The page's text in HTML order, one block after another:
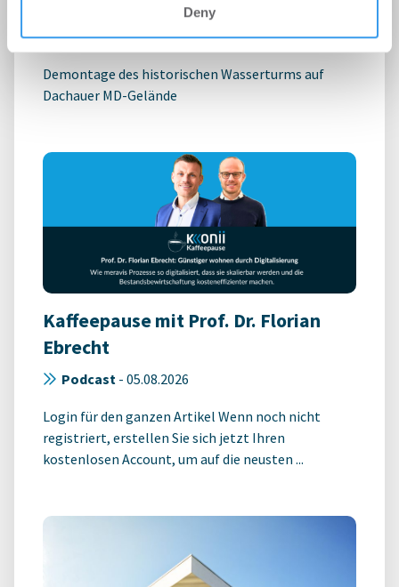
Deny
Wohnen | Projekte-05.08.2026
Demontage des historischen Wasserturms auf
Dachauer MD-Gelände
Kaffeepause mit Prof. Dr. Florian
Ebrecht
Podcast - 05.08.2026
Login für den ganzen Artikel Wenn noch nicht
registriert, erstellen Sie sich jetzt Ihren
kostenlosen Account, um auf die neusten ...